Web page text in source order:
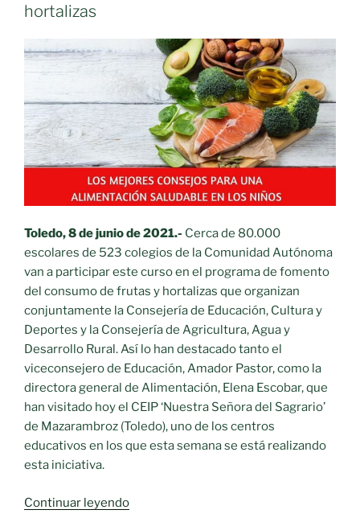
hortalizas
Toledo, 8 de junio de 2021.- Cerca de 80.000
escolares de 523 colegios de la Comunidad Autónoma
van a participar este curso en el programa de fomento
del consumo de frutas y hortalizas que organizan
conjuntamente la Consejería de Educación, Cultura y
Deportes y la Consejería de Agricultura, Agua y
Desarrollo Rural. Así lo han destacado tanto el
viceconsejero de Educación, Amador Pastor, como la
directora general de Alimentación, Elena Escobar, que
han visitado hoy el CEIP ‘Nuestra Señora del Sagrario’
de Mazarambroz (Toledo), uno de los centros
educativos en los que esta semana se está realizando
esta iniciativa.
Continuar leyendo«Cerca